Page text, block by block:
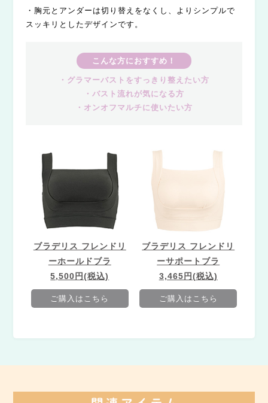
・胸元とアンダーは切り替えをなくし、よりシンプルで
スッキリとしたデザインです。
こんな方におすすめ！
・グラマーバストをすっきり整えたい方
・バスト流れが気になる方
・オンオフマルチに使いたい方
ブラデリス フレンドリ
ーホールドブラ
5,500円(税込)
ご購入はこちら
ブラデリス フレンドリ
ーサポートブラ
3,465円(税込)
ご購入はこちら